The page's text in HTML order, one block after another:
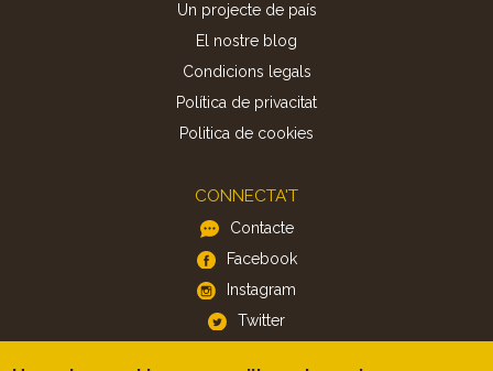
Un projecte de país
El nostre blog
Condicions legals
Política de privacitat
Politica de cookies
CONNECTA'T
Contacte
Facebook
Instagram
Twitter